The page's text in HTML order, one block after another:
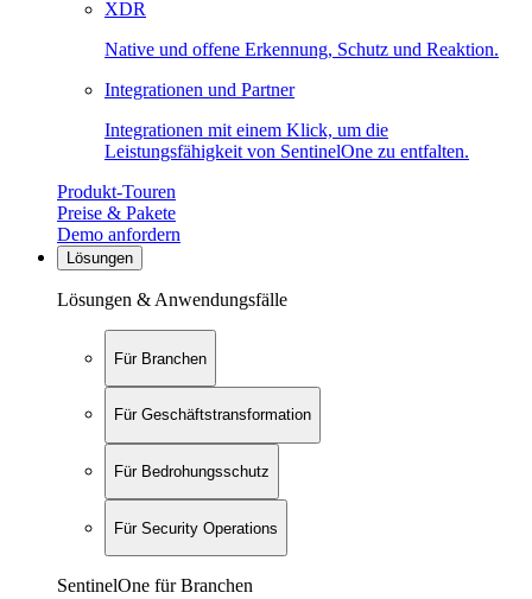
XDR
Native und offene Erkennung, Schutz und Reaktion.
Integrationen und Partner
Integrationen mit einem Klick, um die
Leistungsfähigkeit von SentinelOne zu entfalten.
Produkt-Touren
Preise & Pakete
Demo anfordern
Lösungen
Lösungen & Anwendungsfälle
Für Branchen
Für Geschäftstransformation
Für Bedrohungsschutz
Für Security Operations
SentinelOne für Branchen